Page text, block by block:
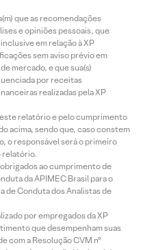
que as recomendações
e opiniões pessoais, que
em relação à XP
sem aviso prévio em
mercado, e que sua(s)
por receitas
realizadas pela XP
relatório e pelo cumprimento
acima, sendo que, caso constem
o responsável será o primeiro
relatório.
ao cumprimento de
da APIMEC Brasil para o
de Conduta dos Analistas de
por empregados da XP
que desempenham suas
com a Resolução CVM nº